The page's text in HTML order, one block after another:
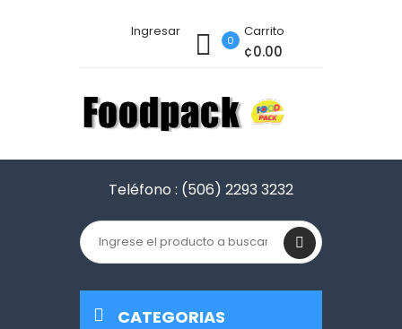
Ingresar Carrito
0
¢0.00
CATEGORIAS
Teléfono : (506) 2293 3232